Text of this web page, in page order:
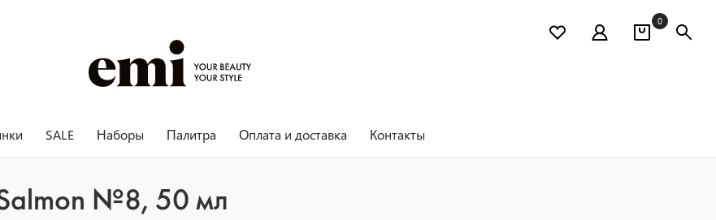
0
SALE Наборы Палитра Оплата и доставка Контакты
Salmon №8, 50 мл